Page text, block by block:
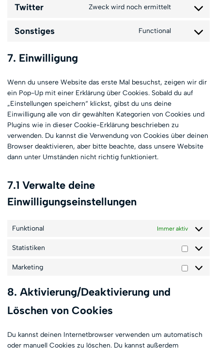
Twitter Zweck wird noch ermittelt
Sonstiges Functional
7. Einwilligung
Wenn du unsere Website das erste Mal besuchst, zeigen wir dir
ein Pop-Up mit einer Erklärung über Cookies. Sobald du auf
„Einstellungen speichern“ klickst, gibst du uns deine
Einwilligung alle von dir gewählten Kategorien von Cookies und
Plugins wie in dieser Cookie-Erklärung beschrieben zu
verwenden. Du kannst die Verwendung von Cookies über deinen
Browser deaktivieren, aber bitte beachte, dass unsere Website
dann unter Umständen nicht richtig funktioniert.
7.1 Verwalte deine
Einwilligungseinstellungen
Funktional Immer aktiv
Statistiken
Marketing
8. Aktivierung/Deaktivierung und
Löschen von Cookies
Du kannst deinen Internetbrowser verwenden um automatisch
oder manuell Cookies zu löschen. Du kannst außerdem